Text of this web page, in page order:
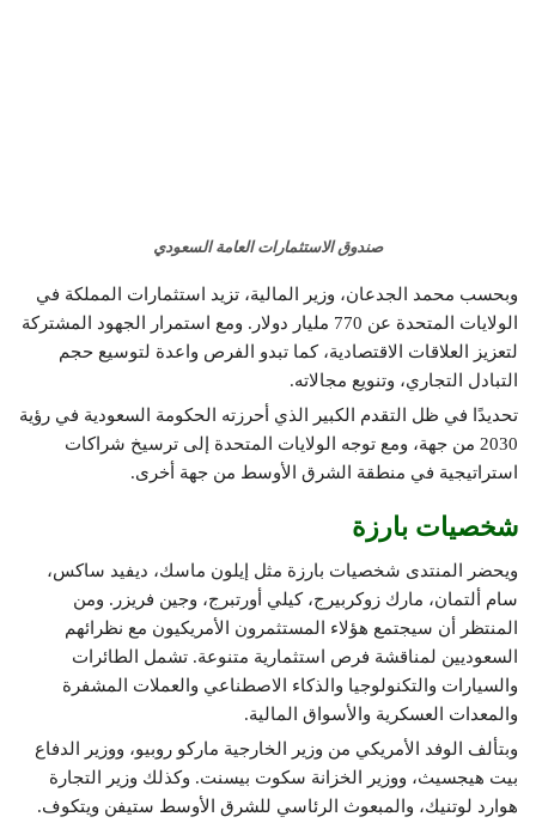
صندوق الاستثمارات العامة السعودي
وبحسب محمد الجدعان، وزير المالية، تزيد استثمارات المملكة في
الولايات المتحدة عن 770 مليار دولار. ومع استمرار الجهود المشتركة
لتعزيز العلاقات الاقتصادية، كما تبدو الفرص واعدة لتوسيع حجم
التبادل التجاري، وتنويع مجالاته.
تحديدًا في ظل التقدم الكبير الذي أحرزته الحكومة السعودية في رؤية
2030 من جهة، ومع توجه الولايات المتحدة إلى ترسيخ شراكات
استراتيجية في منطقة الشرق الأوسط من جهة أخرى.
شخصيات بارزة
ويحضر المنتدى شخصيات بارزة مثل إيلون ماسك، ديفيد ساكس،
سام ألتمان، مارك زوكربيرج، كيلي أورتبرج، وجين فريزر. ومن
المنتظر أن سيجتمع هؤلاء المستثمرون الأمريكيون مع نظرائهم
السعوديين لمناقشة فرص استثمارية متنوعة. تشمل الطائرات
والسيارات والتكنولوجيا والذكاء الاصطناعي والعملات المشفرة
والمعدات العسكرية والأسواق المالية.
وبتألف الوفد الأمريكي من وزير الخارجية ماركو روبيو، ووزير الدفاع
بيت هيجسيث، ووزير الخزانة سكوت بيسنت. وكذلك وزير التجارة
هوارد لوتنيك، والمبعوث الرئاسي للشرق الأوسط ستيفن ويتكوف.